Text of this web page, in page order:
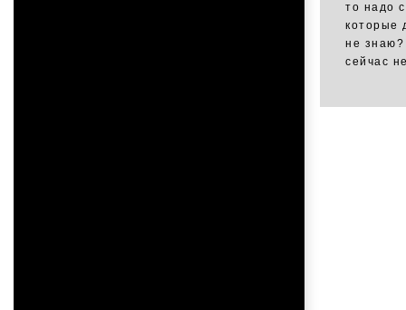
то надо
которые
не знаю?
сейчас